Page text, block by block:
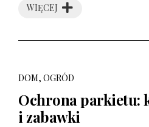
WIĘCEJ
DOM, OGRÓD
Ochrona parkietu:
i zabawki